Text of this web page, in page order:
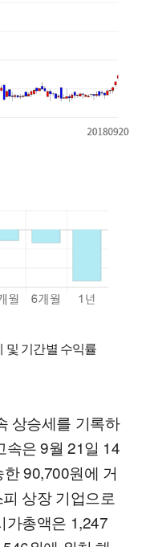
및 기간별 수익률
상승세를 기록하
속은 9월 21일 14
90,700원에 거
상장 기업으로
가총액은 1,247